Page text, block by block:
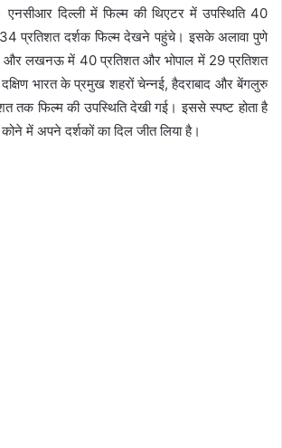
एनसीआर दिल्ली में फिल्म की थिएटर में उपस्थिति 40
प्रतिशत दर्शक फिल्म देखने पहुंचे। इसके अलावा पुणे
और लखनऊ में 40 प्रतिशत और भोपाल में 29 प्रतिशत
भारत के प्रमुख शहरों चेन्नई, हैदराबाद और बेंगलुरु
तक फिल्म की उपस्थिति देखी गई। इससे स्पष्ट होता है
में अपने दर्शकों का दिल जीत लिया है।